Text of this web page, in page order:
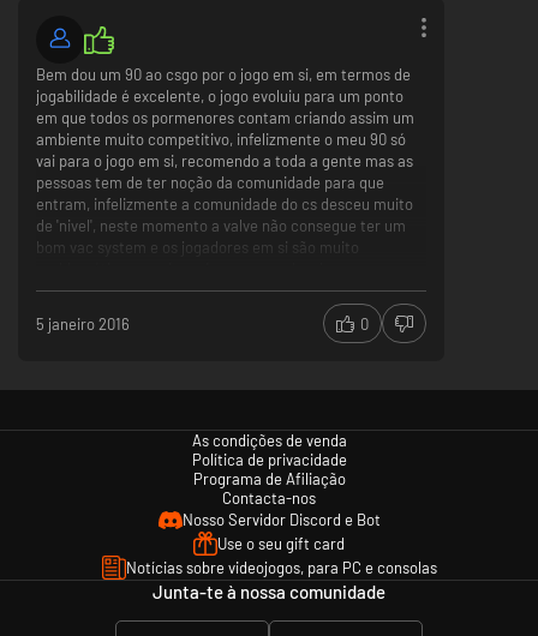
Bem dou um 90 ao csgo por o jogo em si, em termos de
jogabilidade é excelente, o jogo evoluiu para um ponto
em que todos os pormenores contam criando assim um
ambiente muito competitivo, infelizmente o meu 90 só
vai para o jogo em si, recomendo a toda a gente mas as
pessoas tem de ter noção da comunidade para que
entram, infelizmente a comunidade do cs desceu muito
de 'nivel', neste momento a valve não consegue ter um
bom vac system e os jogadores em si são muito
recomendo também alguma paciência, entrem no jogo
de mente aberta e acima de tudo para se divertirem :)
5 janeiro 2016 0
As condições de venda
Política de privacidade
Programa de Afiliação
Contacta-nos
Nosso Servidor Discord e Bot
Use o seu gift card
Notícias sobre videojogos, para PC e consolas
Junta-te à nossa comunidade